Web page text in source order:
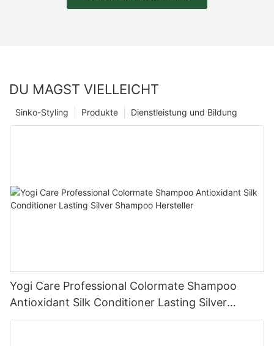
DU MAGST VIELLEICHT
Dienstleistung und Bildung
Produkte
Sinko-Styling
Yogi Care Professional Colormate Shampoo
Antioxidant Silk Conditioner Lasting Silver
Shampoo Hersteller